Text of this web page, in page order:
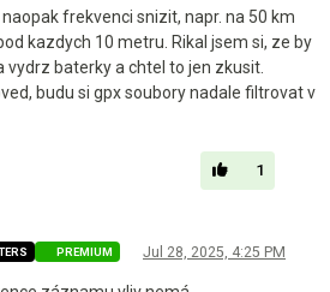
frekvenci snizit, napr. na 50 km
kazdych 10 metru. Rikal jsem si, ze by
baterky a chtel to jen zkusit.
budu si gpx soubory nadale filtrovat v
1
PREMIUM Jul 28, 2025, 4:25 PM